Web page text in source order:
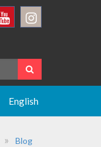
English
Blog